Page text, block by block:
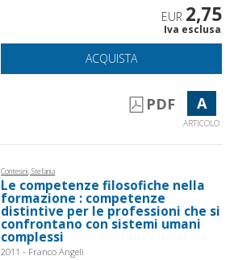
EUR 2,75
Iva esclusa
ACQUISTA
PDF A
ARTICOLO
Contesini, Stefania
Le competenze filosofiche nella
formazione : competenze
distintive per le professioni che si
confrontano con sistemi umani
complessi
2011 - Franco Angeli